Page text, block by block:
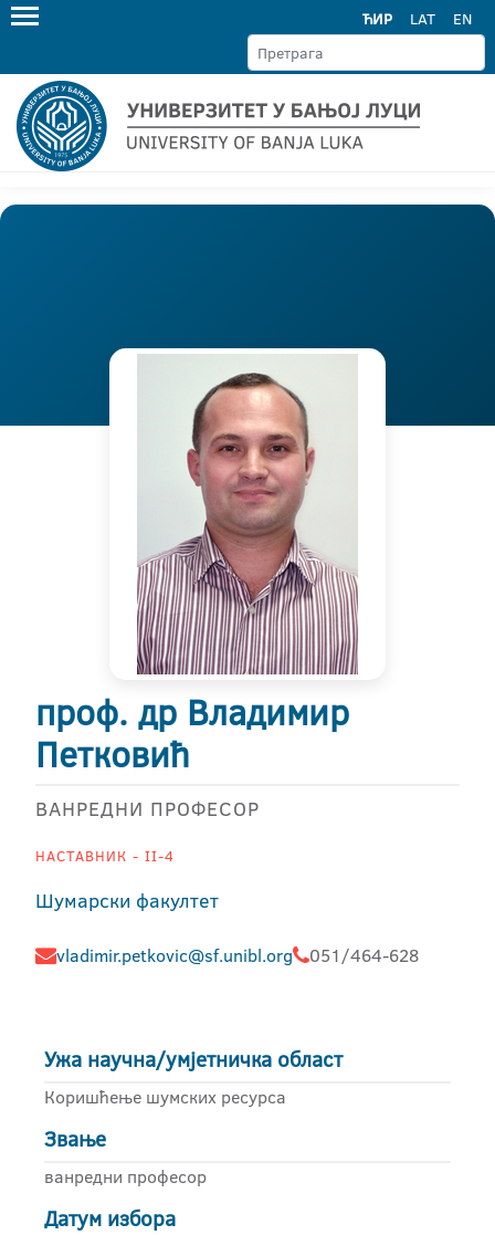
ЋИР LAT EN
проф. др Владимир
Петковић
ВАНРЕДНИ ПРОФЕСОР
НАСТАВНИК - II-4
Шумарски факултет
vladimir.petkovic@sf.unibl.org 051/464-628
Ужа научна/умјетничка област
Коришћење шумских ресурса
Звање
ванредни професор
Датум избора